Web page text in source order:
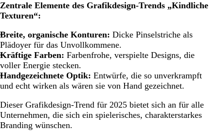
Zentrale Elemente des Grafikdesign-Trends „Kindliche
Texturen“:
Breite, organische Konturen: Dicke Pinselstriche als
Plädoyer für das Unvollkommene.
Kräftige Farben: Farbenfrohe, verspielte Designs, die
voller Energie stecken.
Handgezeichnete Optik: Entwürfe, die so unverkrampft
und echt wirken als wären sie von Hand gezeichnet.
Dieser Grafikdesign-Trend für 2025 bietet sich an für alle
Unternehmen, die sich ein spielerisches, charakterstarkes
Branding wünschen.